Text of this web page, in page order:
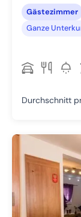
Gästezimmer
Ganze
Durchschnitt